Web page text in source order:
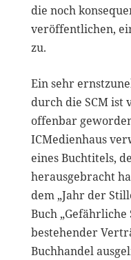
die noch
veröffentlichen,
zu.
Ein sehr
durch die SCM ist
offenbar
ICMedienhaus
eines Buchtitels,
herausgebracht
dem „Jahr der
Buch
bestehender
Buchhandel